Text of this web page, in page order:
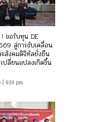
! ขอรับทุน DE
สู่การขับเคลื่อน
ะสังคมดิจิทัลยั่งยืน
ปลี่ยนแปลงเกิดขึ้น
9:19 pm